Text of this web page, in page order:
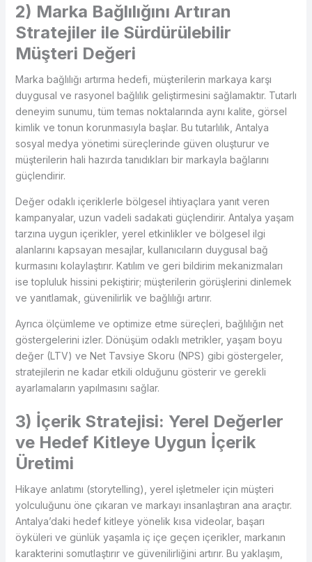
2) Marka Bağlılığını Artıran
Stratejiler ile Sürdürülebilir
Müşteri Değeri
Marka bağlılığı artırma hedefi, müşterilerin markaya karşı
duygusal ve rasyonel bağlılık geliştirmesini sağlamaktır. Tutarlı
deneyim sunumu, tüm temas noktalarında aynı kalite, görsel
kimlik ve tonun korunmasıyla başlar. Bu tutarlılık, Antalya
sosyal medya yönetimi süreçlerinde güven oluşturur ve
müşterilerin hali hazırda tanıdıkları bir markayla bağlarını
güçlendirir.
Değer odaklı içeriklerle bölgesel ihtiyaçlara yanıt veren
kampanyalar, uzun vadeli sadakati güçlendirir. Antalya yaşam
tarzına uygun içerikler, yerel etkinlikler ve bölgesel ilgi
alanlarını kapsayan mesajlar, kullanıcıların duygusal bağ
kurmasını kolaylaştırır. Katılım ve geri bildirim mekanizmaları
ise topluluk hissini pekiştirir; müşterilerin görüşlerini dinlemek
ve yanıtlamak, güvenilirlik ve bağlılığı artırır.
Ayrıca ölçümleme ve optimize etme süreçleri, bağlılığın net
göstergelerini izler. Dönüşüm odaklı metrikler, yaşam boyu
değer (LTV) ve Net Tavsiye Skoru (NPS) gibi göstergeler,
stratejilerin ne kadar etkili olduğunu gösterir ve gerekli
ayarlamaların yapılmasını sağlar.
3) İçerik Stratejisi: Yerel Değerler
ve Hedef Kitleye Uygun İçerik
Üretimi
Hikaye anlatımı (storytelling), yerel işletmeler için müşteri
yolculuğunu öne çıkaran ve markayı insanlaştıran ana araçtır.
Antalya’daki hedef kitleye yönelik kısa videolar, başarı
öyküleri ve günlük yaşamla iç içe geçen içerikler, markanın
karakterini somutlaştırır ve güvenilirliğini artırır. Bu yaklaşım,